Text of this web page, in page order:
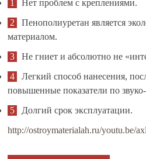
Нет проблем с креплениями.
Пенополиуретан является
материалом.
Не гниет и абсолютно не
Легкий способ нанесения,
повышенные показатели по
Долгий срок эксплуатации.
http://ostroymaterialah.ru/youtu.be/